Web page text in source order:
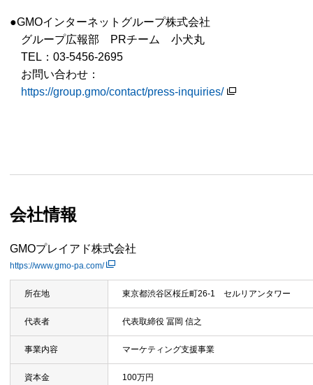
●GMOインターネットグループ株式会社
グループ広報部 PRチーム 小犬丸
TEL：03-5456-2695
お問い合わせ：
https://group.gmo/contact/press-inquiries/
会社情報
GMOプレイアド株式会社
https://www.gmo-pa.com/
所在地 東京都渋谷区桜丘町26-1 セルリアンタワー
代表者 代表取締役 冨岡 信之
事業内容 マーケティング支援事業
資本金 100万円